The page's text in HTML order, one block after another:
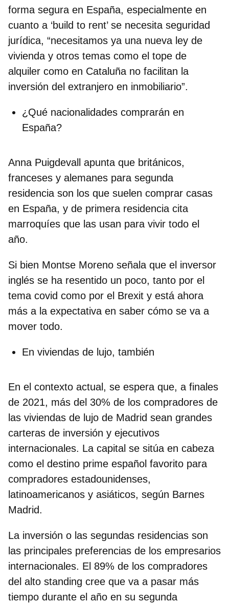
forma segura en España, especialmente en
cuanto a ‘build to rent’ se necesita seguridad
jurídica, “necesitamos ya una nueva ley de
vivienda y otros temas como el tope de
alquiler como en Cataluña no facilitan la
inversión del extranjero en inmobiliario”.
¿Qué nacionalidades comprarán en
España?
Anna Puigdevall apunta que británicos,
franceses y alemanes para segunda
residencia son los que suelen comprar casas
en España, y de primera residencia cita
marroquíes que las usan para vivir todo el
año.
Si bien Montse Moreno señala que el inversor
inglés se ha resentido un poco, tanto por el
tema covid como por el Brexit y está ahora
más a la expectativa en saber cómo se va a
mover todo.
En viviendas de lujo, también
En el contexto actual, se espera que, a finales
de 2021, más del 30% de los compradores de
las viviendas de lujo de Madrid sean grandes
carteras de inversión y ejecutivos
internacionales. La capital se sitúa en cabeza
como el destino prime español favorito para
compradores estadounidenses,
latinoamericanos y asiáticos, según Barnes
Madrid.
La inversión o las segundas residencias son
las principales preferencias de los empresarios
internacionales. El 89% de los compradores
del alto standing cree que va a pasar más
tiempo durante el año en su segunda